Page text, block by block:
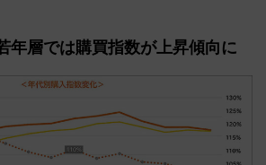
年層では購買指数が上昇傾向に